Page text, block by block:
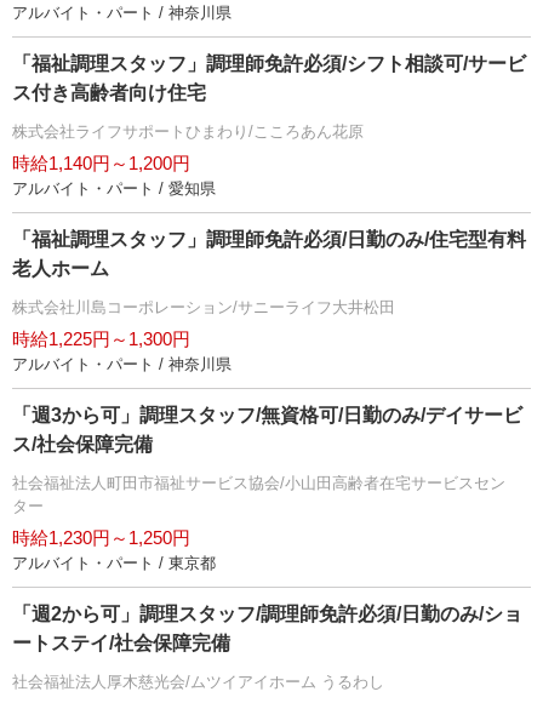
アルバイト・パート / 神奈川県
「福祉調理スタッフ」調理師免許必須/シフト相談可/サービ
ス付き高齢者向け住宅
株式会社ライフサポートひまわり/こころあん花原
時給1,140円～1,200円
アルバイト・パート / 愛知県
「福祉調理スタッフ」調理師免許必須/日勤のみ/住宅型有料
老人ホーム
株式会社川島コーポレーション/サニーライフ大井松田
時給1,225円～1,300円
アルバイト・パート / 神奈川県
「週3から可」調理スタッフ/無資格可/日勤のみ/デイサービ
ス/社会保障完備
社会福祉法人町田市福祉サービス協会/小山田高齢者在宅サービスセン
ター
時給1,230円～1,250円
アルバイト・パート / 東京都
「週2から可」調理スタッフ/調理師免許必須/日勤のみ/ショ
ートステイ/社会保障完備
社会福祉法人厚木慈光会/ムツイアイホーム うるわし